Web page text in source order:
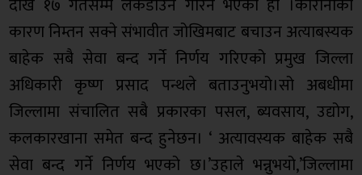
देखि १७ गतेसम्म लकडाउन गरिने भएको हो ।कोरोनाका
कारण निम्तन सक्ने संभावीत जोखिमबाट बचाउन अत्याबस्यक
बाहेक सबै सेवा बन्द गर्ने निर्णय गरिएको प्रमुख जिल्ला
अधिकारी कृष्ण प्रसाद पन्थले बताउनुभयो।सो अबधीमा
जिल्लामा संचालित सबै प्रकारका पसल, ब्यवसाय, उद्योग,
कलकारखाना समेत बन्द हुनेछन। ‘ अत्यावस्यक बाहेक सबै
सेवा बन्द गर्ने निर्णय भएको छ।’उहाले भन्नुभयो,’जिल्लामा